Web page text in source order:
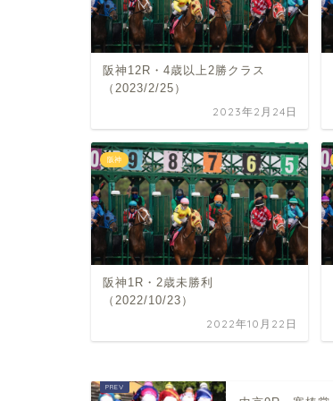
阪神12R・4歳以上2勝クラス
（2023/2/25）
2023年2月24日
阪神
阪神1R・2歳未勝利
（2022/10/23）
2022年10月22日